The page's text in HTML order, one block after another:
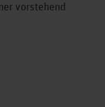
vorstehend